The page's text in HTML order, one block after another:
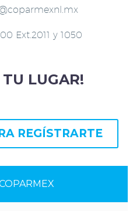
Ext.2011 y 1050
TU LUGAR!
REGÍSTRARTE